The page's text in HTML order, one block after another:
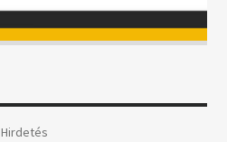
Hirdetés